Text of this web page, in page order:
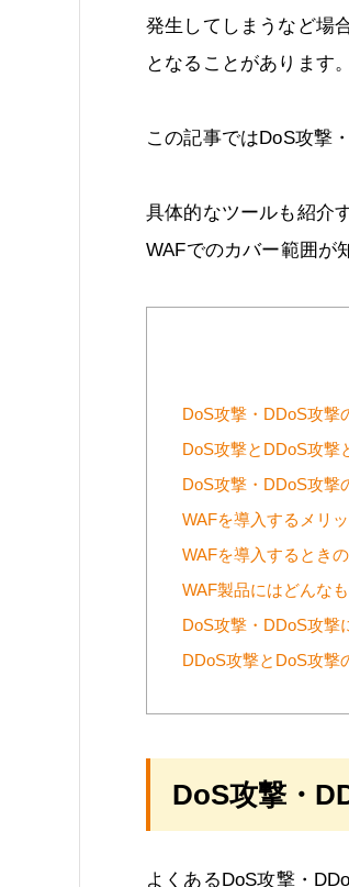
発生してしまうなど場
となることがあります。
この記事ではDoS攻撃
具体的なツールも紹介
WAFでのカバー範囲が
DoS攻撃・DDoS攻撃
DoS攻撃とDDoS攻撃
DoS攻撃・DDoS攻撃
WAFを導入するメリ
WAFを導入するとき
WAF製品にはどんな
DoS攻撃・DDoS攻撃
DDoS攻撃とDoS攻撃
DoS攻撃・
よくあるDoS攻撃・